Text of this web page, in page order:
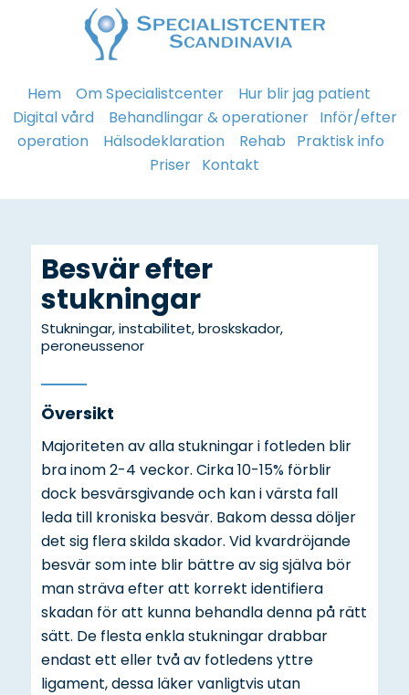
Hem Om Specialistcenter
Hur blir jag patient
Digital vård
Behandlingar & operationer Inför/efter
operation
Hälsodeklaration Rehab
Praktisk info
Priser Kontakt
Besvär efter
stukningar
Stukningar, instabilitet, broskskador,
peroneussenor
Översikt
Majoriteten av alla stukningar i fotleden blir
bra inom 2-4 veckor. Cirka 10-15% förblir
dock besvärsgivande och kan i värsta fall
leda till kroniska besvär. Bakom dessa döljer
det sig flera skilda skador. Vid kvardröjande
besvär som inte blir bättre av sig själva bör
man sträva efter att korrekt identifiera
skadan för att kunna behandla denna på rätt
sätt. De flesta enkla stukningar drabbar
endast ett eller två av fotledens yttre
ligament, dessa läker vanligtvis utan